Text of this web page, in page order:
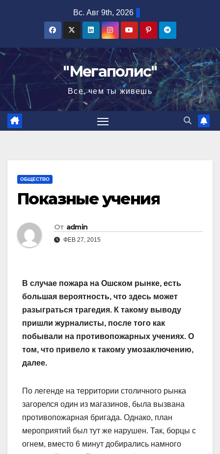
Вс. Авг 9th, 2026
"Мегаполис"
Все, чем ты живешь
ОБЩЕСТВО
Показные учения
От admin
ФЕВ 27, 2015
В случае пожара на Ошском рынке, есть
большая вероятность, что здесь может
разыграться трагедия. К такому выводу
пришли журналисты, после того как
побывали на противопожарных учениях. О
том, что привело к такому умозаключению,
далее.
По легенде на территории столичного рынка
загорелся один из магазинов, была вызвана
противопожарная бригада. Однако, план
мероприятий был тут же нарушен. Так, борцы с
огнем, вместо 6 минут добирались намного